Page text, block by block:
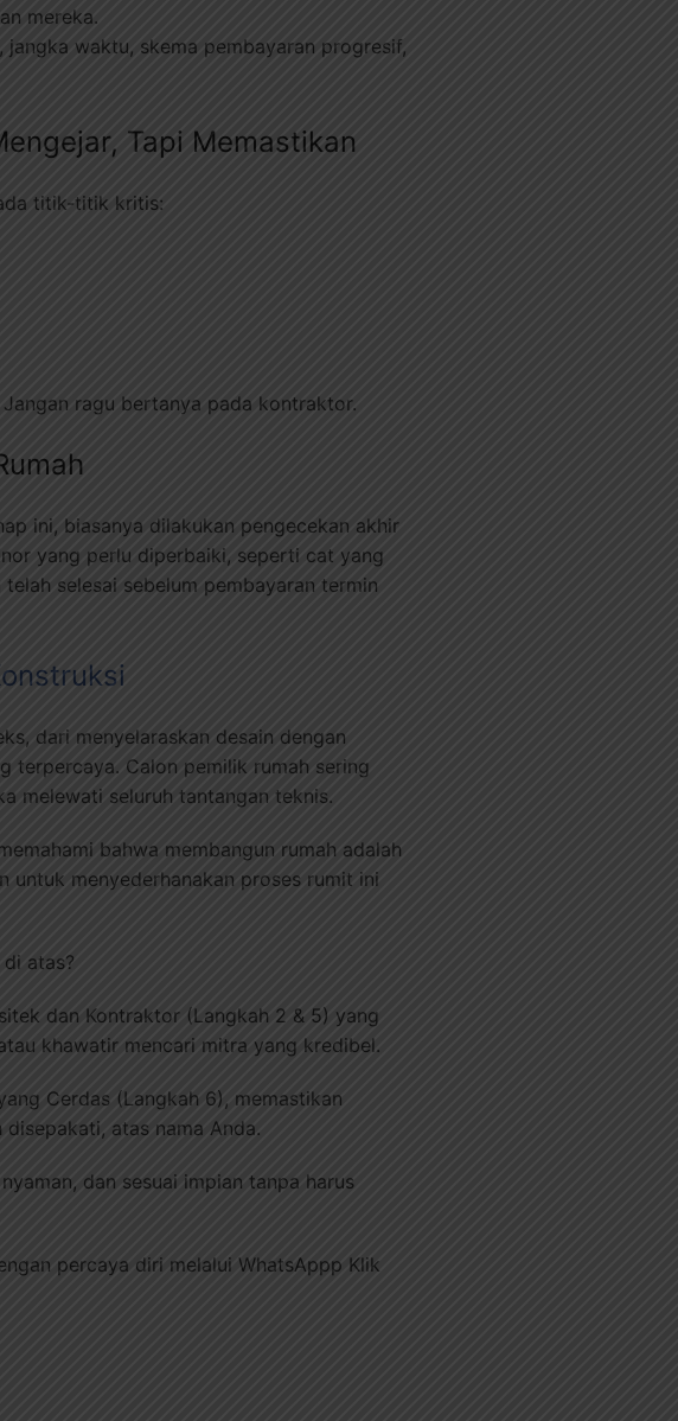
mereka.
waktu, skema pembayaran progresif,
Tapi Memastikan
titik-titik kritis:
ragu bertanya pada kontraktor.
ini, biasanya dilakukan pengecekan akhir
yang perlu diperbaiki, seperti cat yang
selesai sebelum pembayaran termin
dari menyelaraskan desain dengan
terpercaya. Calon pemilik rumah sering
melewati seluruh tantangan teknis.
bahwa membangun rumah adalah
untuk menyederhanakan proses rumit ini
atas?
dan Kontraktor (Langkah 2 & 5) yang
khawatir mencari mitra yang kredibel.
Cerdas (Langkah 6), memastikan
atas nama Anda.
dan sesuai impian tanpa harus
percaya diri melalui WhatsAppp Klik